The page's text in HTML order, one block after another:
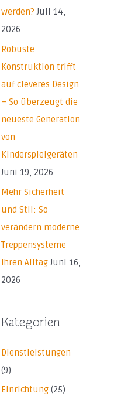
:
werden? Juli 14,
2026
Robuste
Konstruktion trifft
auf cleveres Design
– So überzeugt die
neueste Generation
von
Kinderspielgeräten
Juni 19, 2026
Mehr Sicherheit
und Stil: So
verändern moderne
Treppensysteme
Ihren Alltag Juni 16,
2026
Kategorien
Dienstleistungen
(9)
Einrichtung(25)